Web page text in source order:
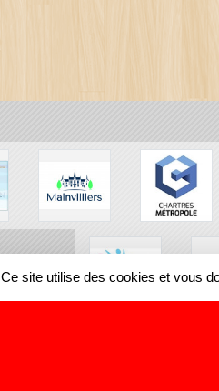
Ce site utilise des cookies et vous